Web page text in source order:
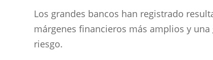
Los grandes bancos han registrado
márgenes financieros más amplios y
riesgo.